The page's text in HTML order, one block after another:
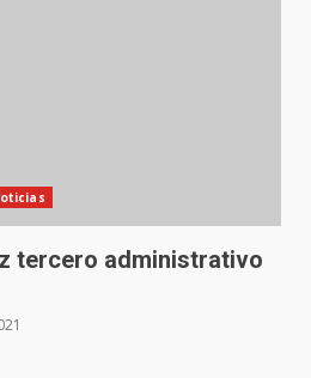
tercero administrativo